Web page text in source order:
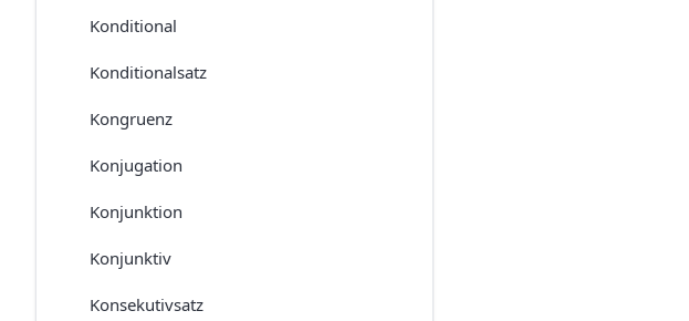
Konditional
Konditionalsatz
Kongruenz
Konjugation
Konjunktion
Konjunktiv
Konsekutivsatz